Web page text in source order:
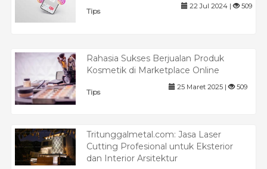
Tips
22 Jul 2024 | 509
Rahasia Sukses Berjualan Produk
Kosmetik di Marketplace Online
Tips
25 Maret 2025 | 509
Tritunggalmetal.com: Jasa Laser
Cutting Profesional untuk Eksterior
dan Interior Arsitektur